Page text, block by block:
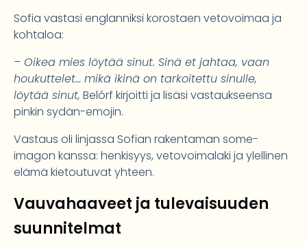
Sofia vastasi englanniksi korostaen vetovoimaa ja
kohtaloa:
– Oikea mies löytää sinut. Sinä et jahtaa, vaan
houkuttelet… mikä ikinä on tarkoitettu sinulle,
löytää sinut, Belórf kirjoitti ja lisäsi vastaukseensa
pinkin sydän-emojin.
Vastaus oli linjassa Sofian rakentaman some-
imagon kanssa: henkisyys, vetovoimalaki ja ylellinen
elämä kietoutuvat yhteen.
Vauvahaaveet ja tulevaisuuden
suunnitelmat